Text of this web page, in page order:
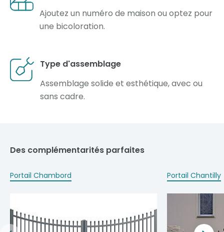
Ajoutez un numéro de maison ou optez pour
une bicoloration.
Type d'assemblage
Assemblage solide et esthétique, avec ou
sans cadre.
Des complémentarités parfaites
Portail Chambord Portail Chantilly